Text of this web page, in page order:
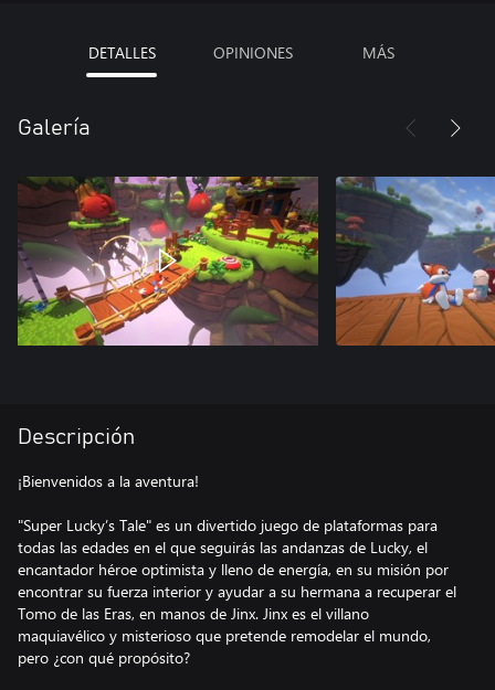
DETALLES OPINIONES MÁS
Galería
Descripción
¡Bienvenidos a la aventura!
"Super Lucky’s Tale" es un divertido juego de plataformas para
todas las edades en el que seguirás las andanzas de Lucky, el
encantador héroe optimista y lleno de energía, en su misión por
encontrar su fuerza interior y ayudar a su hermana a recuperar el
Tomo de las Eras, en manos de Jinx. Jinx es el villano
maquiavélico y misterioso que pretende remodelar el mundo,
pero ¿con qué propósito?